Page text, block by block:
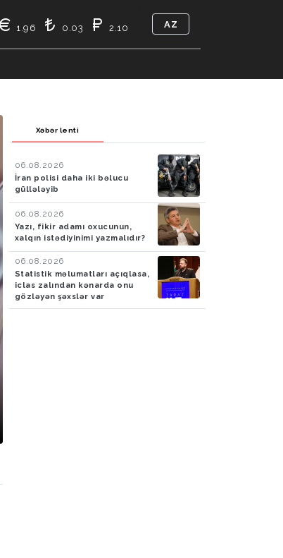
1.96 0.03 2.10 AZ
Xəbər lenti
06.08.2026
İran polisi daha iki bəlucu
güllələyib
06.08.2026
Yazı, fikir adamı oxucunun,
xalqın istədiyinimi yazmalıdır?
06.08.2026
Statistik məlumatları açıqlasa,
iclas zalından kənarda onu
gözləyən şəxslər var